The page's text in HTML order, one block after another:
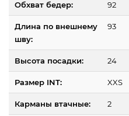
Обхват бедер: 92
Длина по внешнему
шву:
93
Высота посадки: 24
Размер INT: XXS
Карманы втачные: 2